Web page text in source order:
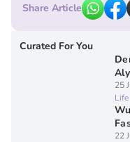
Share Article
Curated For You
25
Life
22